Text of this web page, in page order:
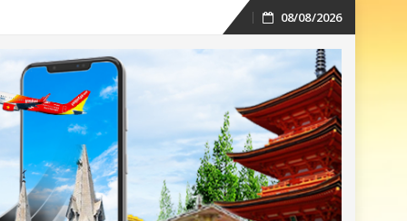
Skip
content
08/08/2026